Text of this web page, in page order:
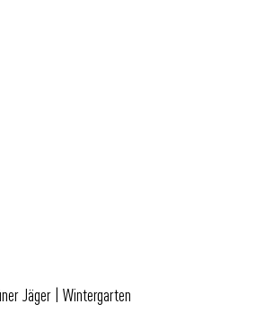
Jäger | Wintergarten